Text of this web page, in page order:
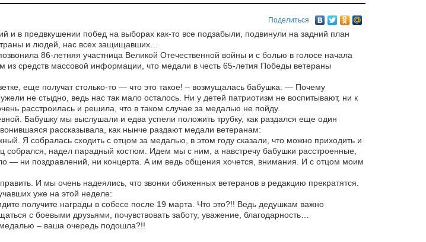
Поделиться
и в предвкушении побед на выборах как-то все подзабыли, подвинули на задний план
и людей, нас всех защищавших…
86-летняя участница Великой Отечественной войны и с болью в голосе начала
из средств массовой информации, что медали в честь 65-летия Победы ветераны
еще получат столько-то — что это такое! – возмущалась бабушка. — Почему
не стыдно, ведь нас так мало осталось. Ни у детей патриотизм не воспитывают, ни к
расстроилась и решила, что в таком случае за медалью не пойду.
Бабушку мы выслушали и едва успели положить трубку, как раздался еще один
рассказывала, как нынче раздают медали ветеранам:
Я собралась сходить с отцом за медалью, в этом году сказали, что можно приходить и
собрался, надел парадный костюм. Идем мы с ним, а навстречу бабушки расстроенные,
— ни поздравлений, ни концерта. А им ведь общения хочется, внимания. И с отцом моим
И мы очень надеялись, что звонки обиженных ветеранов в редакцию прекратятся.
уже на этой неделе:
получите награды в собесе после 19 марта. Что это?!! Ведь дедушкам важно
с боевыми друзьями, почувствовать заботу, уважение, благодарность…
– ваша очередь подошла?!!